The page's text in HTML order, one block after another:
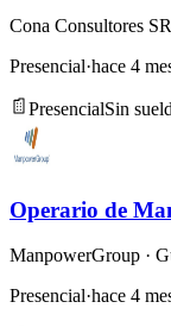
Cona Consultores
Presencial·hace 4
PresencialSin
Operario de
ManpowerGroup ·
Presencial·hace 4